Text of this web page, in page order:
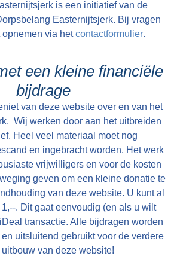
Friese Mij had destijds 60 HA
en daarom werd hun
in de jaren zestigvan de
gebouwd.1988. Na het
Swart, die 22 jaar
geweest, werd de woning voor
gebouwd die er nu staat: het
veld ruimen, verbouwen was
en zou veel geld kosten. Zo
van bedrijfswoning met de
op Sippenburch. Bewoners
1876 Sippe Baukes Elzinga
Elzinga 1880 Gosling
1880 Steven van der Meulen
van der Wagen 1907
Beetsma 1941 Jacob
Sjoerds Jansma te
liket it mis te gean mei
ha. De bern sjogge it blykber
want se ferkeapje it pleatske
advertinsje liket it krekt as is
ferstoarn want der stiet
gebruik bij de Kinderen van
Hy siet doe lykwols yn de
Dit pleatske bestiet noch
hiem fan Sippenburg, fuort links
it noch oanwêzich, it wurdt no
de skiep fan de famylje Durk
Eelkje slacht dêr foar
nooit!!Graag reacties via het
onderaan bij WELKOM.
is een initiatief van de
Easternijtsjerk. Bij vragen
opnemen via hetcontactformulier.
een kleine financiële
bijdrage
van deze website over en van het
Wij werken door aan het uitbreiden
Heel veel materiaal moet nog
en ingebracht worden. Het werk
vrijwilligers en voor de kosten
geven om een kleine donatie te
van deze website. U kunt al
. Dit gaat eenvoudig (en als u wilt
transactie. Alle bijdragen worden
uitsluitend gebruikt voor de verdere
van deze website!